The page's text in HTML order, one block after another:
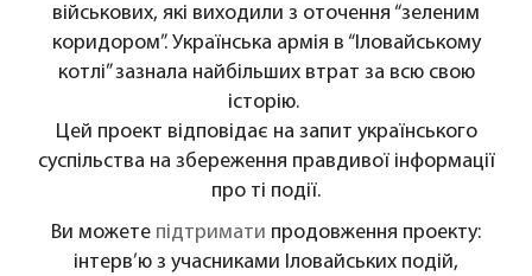
військових, які виходили з оточення “зеленим
коридором”. Українська армія в “Іловайському
котлі” зазнала найбільших втрат за всю свою
історію.
Цей проект відповідає на запит українського
суспільства на збереження правдивої інформації
про ті події.
Ви можете підтримати продовження проекту:
інтерв’ю з учасниками Іловайських подій,